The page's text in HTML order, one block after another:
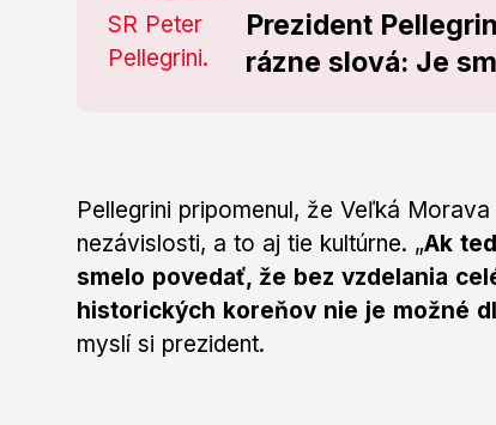
Prezident
rázne slová: Je
Pellegrini pripomenul, že Veľká
nezávislosti, a to aj tie kultúrne. „Ak
smelo povedať, že bez vzdelania
historických koreňov nie je možné
myslí si prezident.